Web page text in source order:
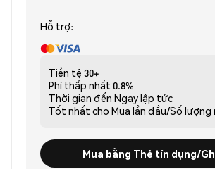
Hỗ trợ:
Tiền tệ 30+
Phí thấp nhất 0.8%
Thời gian đến Ngay lập tức
Tốt nhất cho Mua lần đầu/Số lượng
Mua bằng Thẻ tín dụng/